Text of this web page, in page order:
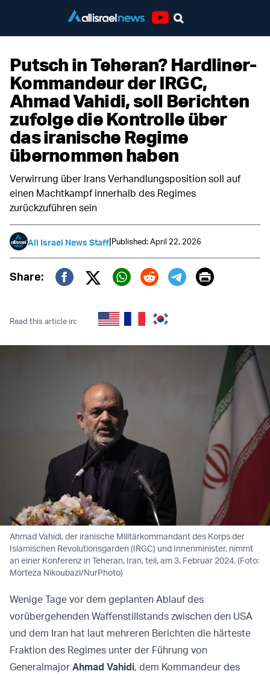
Putsch in Teheran? Hardliner-
Kommandeur der IRGC,
Ahmad Vahidi, soll Berichten
zufolge die Kontrolle über
das iranische Regime
übernommen haben
Verwirrung über Irans Verhandlungsposition soll auf
einen Machtkampf innerhalb des Regimes
zurückzuführen sein
All Israel News Staff|Published: April 22, 2026
Share:
Twitter (X)
Print
Read this article in:
Ahmad Vahidi, der iranische Militärkommandant des Korps der
Islamischen Revolutionsgarden (IRGC) und Innenminister, nimmt
an einer Konferenz in Teheran, Iran, teil, am 3. Februar 2024. (Foto:
Morteza Nikoubazl/NurPhoto)
Wenige Tage vor dem geplanten Ablauf des
vorübergehenden Waffenstillstands zwischen den USA
und dem Iran hat laut mehreren Berichten die härteste
Fraktion des Regimes unter der Führung von
Generalmajor Ahmad Vahidi, dem Kommandeur des